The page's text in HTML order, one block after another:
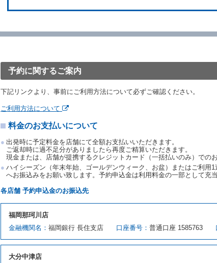
借受人が前項の申入れを承諾したときは、当社は車種クラ
とします。
借受人は、第１項の代替レンタカーの貸渡しの申入れを拒絶
り扱い、当社は受領済の予約申込金を返還するものとします。
取り扱い、当社は受領済の予約申込金を返還するものとします
第６条（免責）
当社及び借受人は、予約が取り消され、又は貸渡契約が締結
何らの請求をしないものとします。
第３章／貸 渡 し
第７条（貸渡契約の締結）
該当する場合を除きます。
貸渡契約を締結した場合、借受人は当社に第１0条第１項に
運転者は、貸渡契約の締結にあたり、約款及び細則で運転者
許の種類及び運転免許証（注２）の番号を記載し、又は運転
予約に関するご案内
下記リンクより、事前にご利用方法について必ずご確認ください。
ご利用方法について
料金のお支払いについて
出発時に予定料金を店舗にて全額お支払いいただきます。
ご返却時に過不足分がありましたら再度ご精算いただきます。
現金または、店舗が提携するクレジットカード（一括払いのみ）での
ハイシーズン（年末年始、ゴールデンウィーク、お盆）またはご利
へお振込みをお願い致します。予約申込金は利用料金の一部として充
各店舗 予約申込金のお振込先
福岡那珂川店
金融機関名： 福岡銀行 長住支店 口座番号： 普通口座 1585763
大分中津店